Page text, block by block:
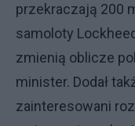
przekraczają 200
samoloty
zmienią oblicze
minister. Dodał
zainteresowani